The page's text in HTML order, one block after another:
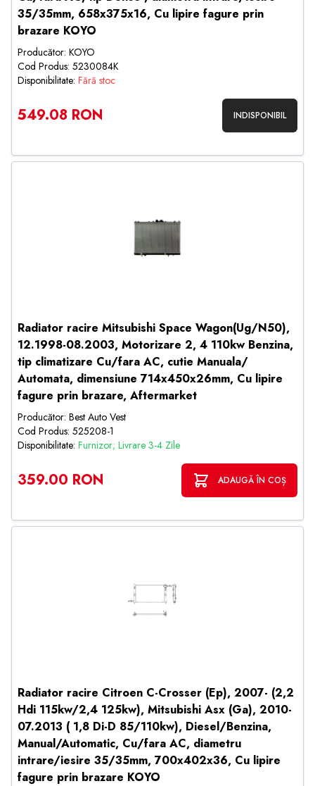
35/35mm, 658x375x16, Cu lipire fagure prin
brazare KOYO
Producător: KOYO
Cod Produs: 5230084K
Disponibilitate: Fără stoc
549.08 RON INDISPONIBIL
Radiator racire Mitsubishi Space Wagon(Ug/N50),
12.1998-08.2003, Motorizare 2, 4 110kw Benzina,
tip climatizare Cu/fara AC, cutie Manuala/
Automata, dimensiune 714x450x26mm, Cu lipire
fagure prin brazare, Aftermarket
Producător: Best Auto Vest
Cod Produs: 525208-1
Disponibilitate: Furnizor; Livrare 3-4 Zile
359.00 RON ADAUGĂ ÎN COȘ
Radiator racire Citroen C-Crosser (Ep), 2007- (2,2
Hdi 115kw/2,4 125kw), Mitsubishi Asx (Ga), 2010-
07.2013 ( 1,8 Di-D 85/110kw), Diesel/Benzina,
Manual/Automatic, Cu/fara AC, diametru
intrare/iesire 35/35mm, 700x402x36, Cu lipire
fagure prin brazare KOYO